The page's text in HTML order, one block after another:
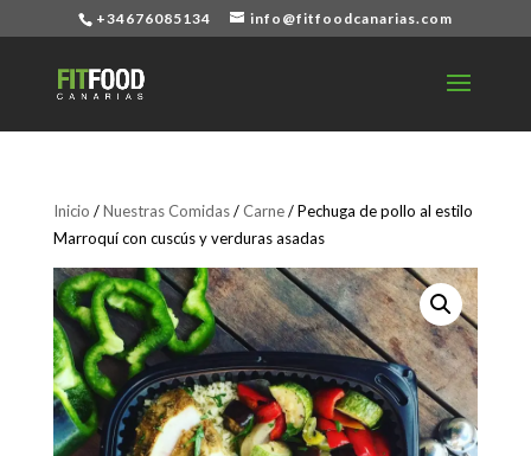
+34676085134 info@fitfoodcanarias.com
Inicio /Nuestras Comidas/Carne/ Pechuga de pollo al estilo
Marroquí con cuscús y verduras asadas